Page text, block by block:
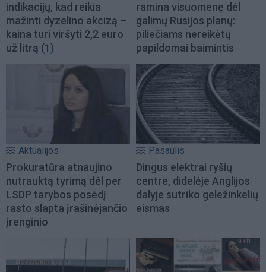
indikacijų, kad reikia
mažinti dyzelino akcizą –
kaina turi viršyti 2,2 euro
už litrą (1)
ramina visuomenę dėl
galimų Rusijos planų:
piliečiams nereikėtų
papildomai baimintis
Aktualijos
Prokuratūra atnaujino
nutrauktą tyrimą dėl per
LSDP tarybos posėdį
rasto slapta įrašinėjančio
įrenginio
Pasaulis
Dingus elektrai ryšių
centre, didelėje Anglijos
dalyje sutriko geležinkelių
eismas